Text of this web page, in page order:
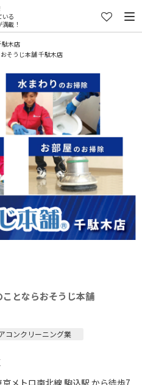
いる
載！
駄木店
おそうじ本舗 千駄木店
とならおそうじ本舗
コンクリーニング業